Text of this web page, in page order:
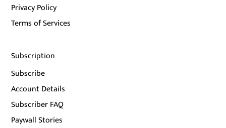
Privacy Policy
Terms of Services
Subscription
Subscribe
Account Details
Subscriber FAQ
Paywall Stories